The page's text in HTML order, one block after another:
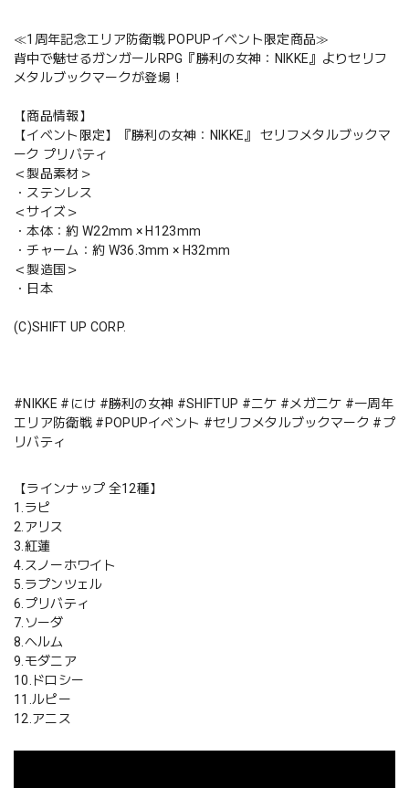
≪1周年記念エリア防衛戦 POPUPイベント限定商品≫
背中で魅せるガンガールRPG『勝利の女神：NIKKE』よりセリフ
メタルブックマークが登場！
【商品情報】
【イベント限定】『勝利の女神：NIKKE』 セリフメタルブックマ
ーク プリバティ
＜製品素材＞
・ステンレス
＜サイズ＞
・本体：約 W22mm × H123mm
・チャーム：約 W36.3mm × H32mm
＜製造国＞
・日本
(C)SHIFT UP CORP.
#NIKKE #にけ #勝利の女神 #SHIFTUP #ニケ #メガニケ #一周年
エリア防衛戦 #POPUPイベント #セリフメタルブックマーク #プ
リバティ
【ラインナップ 全12種】
1.ラピ
2.アリス
3.紅蓮
4.スノーホワイト
5.ラプンツェル
6.プリバティ
7.ソーダ
8.ヘルム
9.モダニア
10.ドロシー
11.ルピー
12.アニス